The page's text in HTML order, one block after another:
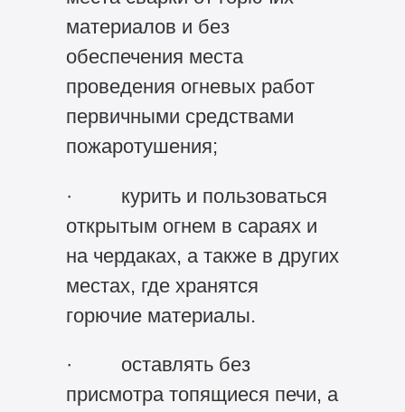
материалов и без
обеспечения места
проведения огневых работ
первичными средствами
пожаротушения;
· курить и пользоваться
открытым огнем в сараях и
на чердаках, а также в других
местах, где хранятся
горючие материалы.
· оставлять без
присмотра топящиеся печи, а